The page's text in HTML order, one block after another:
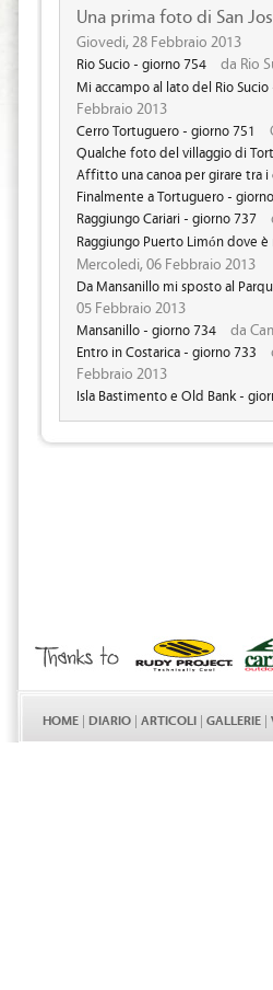
Una prima foto di San
Giovedi, 28 Febbraio 2013
Rio Sucio - giorno 754 da Rio
Mi accampo al lato del Rio
Febbraio 2013
Cerro Tortuguero - giorno 751
Qualche foto del villaggio di
Affitto una canoa per girare tra i
Finalmente a Tortuguero -
Raggiungo Cariari - giorno 737
Raggiungo Puerto Limón dove
Mercoledi, 06 Febbraio 2013
Da Mansanillo mi sposto al
05 Febbraio 2013
Mansanillo - giorno 734 da
Entro in Costarica - giorno 733
Febbraio 2013
Isla Bastimento e Old Bank -
HOME | DIARIO | ARTICOLI | GALLERIE |